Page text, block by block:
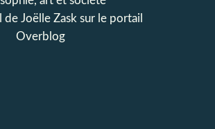
de Joëlle Zask sur le portail
Overblog